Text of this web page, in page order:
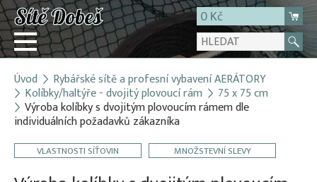
0 Kč
Přihlásit
Registrace
O firmě
Úvod Rybářské sítě a profesní vybavení AERÁTORY
Kolíbky/haltýře - dvojitý plovoucí rám 75 x 75 cm
Výroba kolíbky s dvojitým plovoucím rámem dle
individuálních požadavků zákazníka
VLASTNOSTI SÍŤOVIN MNOŽSTEVNÍ SLEVY